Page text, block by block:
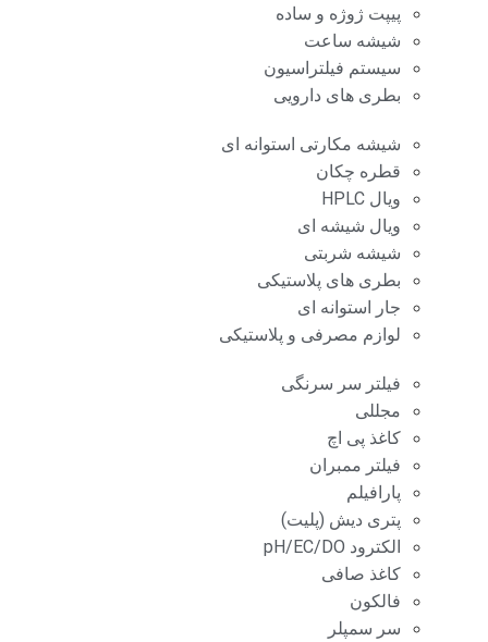
پیپت ژوژه و ساده
شیشه ساعت
سیستم فیلتراسیون
بطری های دارویی
شیشه مکارتی استوانه ای
قطره چکان
ویال HPLC
ویال شیشه ای
شیشه شربتی
بطری های پلاستیکی
جار استوانه ای
لوازم مصرفی و پلاستیکی
فیلتر سر سرنگی
مجللی
کاغذ پی اچ
فیلتر ممبران
پارافیلم
پتری دیش (پلیت)
الکترود pH/EC/DO
کاغذ صافی
فالکون
سر سمپلر